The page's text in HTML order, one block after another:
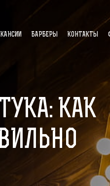
БАРБЕРЫ КОНТАКТЫ
КАК